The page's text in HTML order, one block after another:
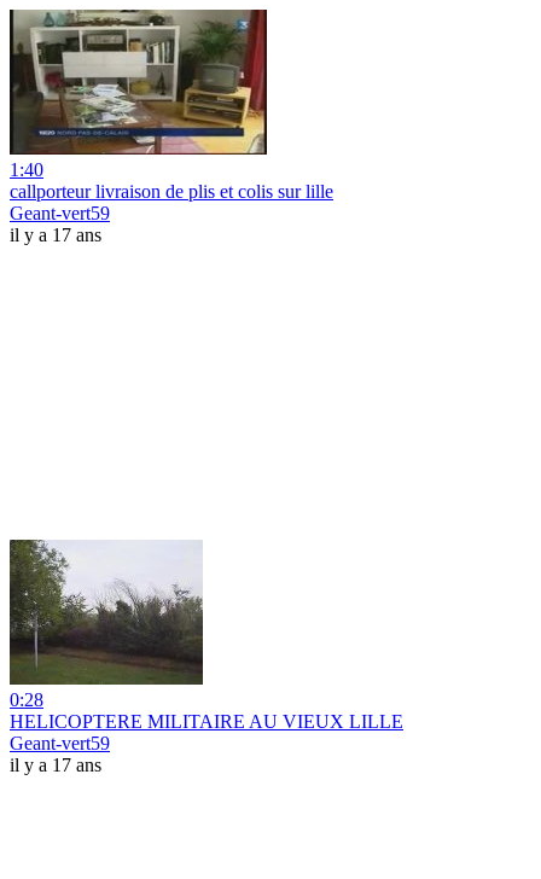
1:40
callporteur livraison de plis et colis sur lille
Geant-vert59
il y a 17 ans
0:28
HELICOPTERE MILITAIRE AU VIEUX LILLE
Geant-vert59
il y a 17 ans